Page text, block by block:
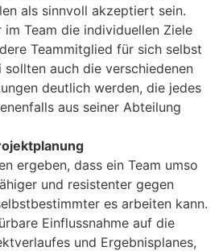
als sinnvoll akzeptiert sein.
Team die individuellen Ziele
Teammitglied für sich selbst
auch die verschiedenen
deutlich werden, die jedes
aus seiner Abteilung
ergeben, dass ein Team umso
und resistenter gegen
es arbeiten kann.
Einflussnahme auf die
und Ergebnisplanes,